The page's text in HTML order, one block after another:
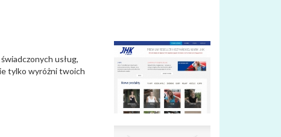
usług,
tylko wyróżni twoich